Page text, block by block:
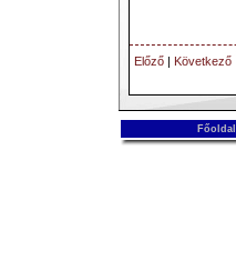
Előző | Következő
Főoldal